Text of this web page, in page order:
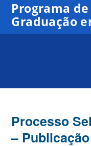
Programa de
Graduação
Processo
–